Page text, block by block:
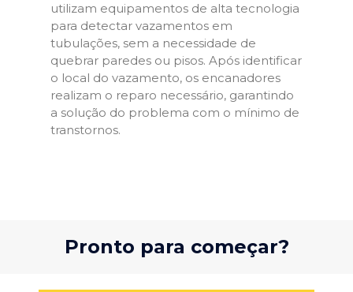
utilizam equipamentos de alta tecnologia
para detectar vazamentos em
tubulações, sem a necessidade de
quebrar paredes ou pisos. Após identificar
o local do vazamento, os encanadores
realizam o reparo necessário, garantindo
a solução do problema com o mínimo de
transtornos.
Pronto para começar?